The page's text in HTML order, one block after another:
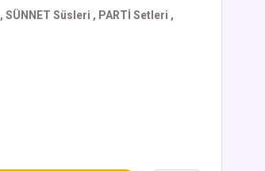
,SÜNNET Süsleri , PARTİ Setleri ,